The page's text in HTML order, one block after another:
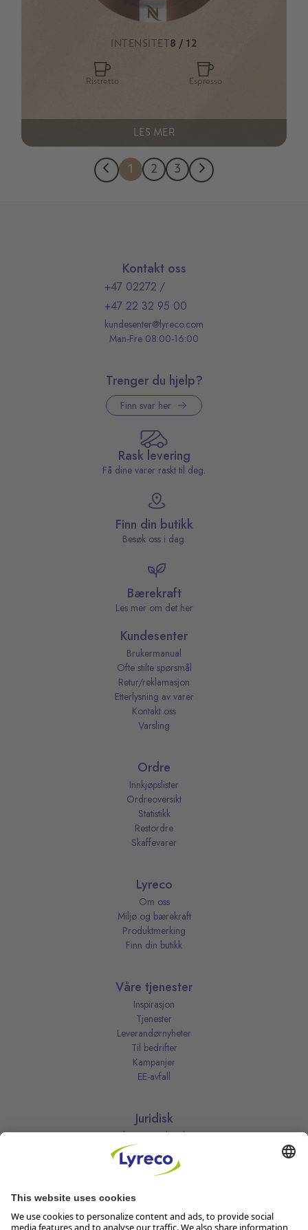
INTENSITET 8 / 12
Ristretto Espresso
LES MER
1 2 3
Kontakt oss
+47 02272 /
+47 22 32 95 00
kundesenter@lyreco.com
Man-Fre 08:00-16:00
Trenger du hjelp?
Finn svar her
Rask levering
Få dine varer raskt til deg.
Finn din butikk
Besøk oss i dag.
Bærekraft
Les mer om det her
Kundesenter
Brukermanual
Ofte stilte spørsmål
Retur/reklamasjon
Etterlysning av varer
Kontakt oss
Varsling
Ordre
Innkjøpslister
Ordreoversikt
Statistikk
Restordre
Skaffevarer
Lyreco
Om oss
Miljø og bærekraft
Produktmerking
Finn din butikk
Våre tjenester
Inspirasjon
Tjenester
Leverandørnyheter
Til bedrifter
Kampanjer
EE-avfall
Juridisk
Informasjonskapsler
Kjøpsbetingelser
Personvernerklæring
Vilkår
Vilkår for kundeklubben
Åpenhetsloven